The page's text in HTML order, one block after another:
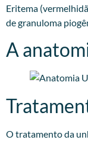
Eritema
de granuloma
A
O tratamento da